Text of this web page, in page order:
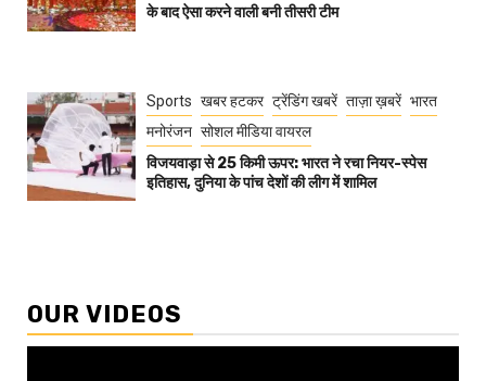
के बाद ऐसा करने वाली बनी तीसरी टीम
Sports खबर हटकर ट्रेंडिंग खबरें ताज़ा ख़बरें भारत
मनोरंजन सोशल मीडिया वायरल
विजयवाड़ा से 25 किमी ऊपर: भारत ने रचा नियर-स्पेस
इतिहास, दुनिया के पांच देशों की लीग में शामिल
OUR VIDEOS